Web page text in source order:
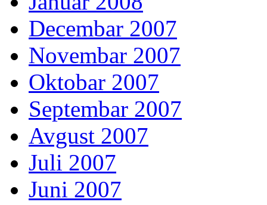
Decembar 2007
Novembar 2007
Oktobar 2007
Septembar 2007
Avgust 2007
Juli 2007
Juni 2007